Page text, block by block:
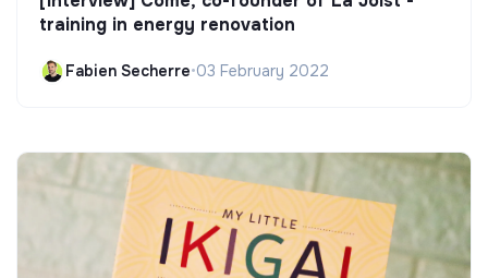
training in energy renovation
Fabien Secherre•03 February 2022